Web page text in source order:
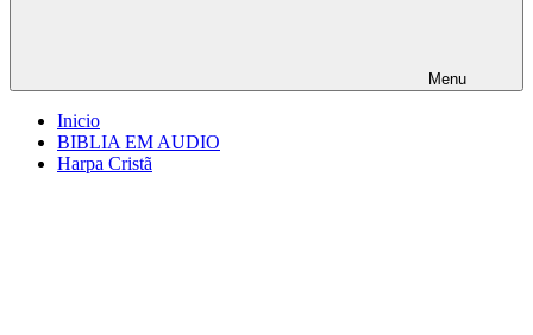
Menu
Inicio
BIBLIA EM AUDIO
Harpa Cristã